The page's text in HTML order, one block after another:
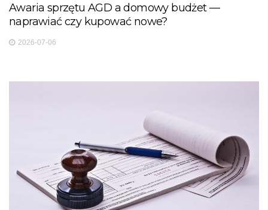
Awaria sprzętu AGD a domowy budżet —
naprawiać czy kupować nowe?
2026-07-06